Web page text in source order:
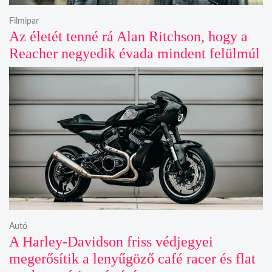
Az életét tenné rá Alan Ritchson, hogy a
Reacher negyedik évada mindent felülmúl
Filmipar
A Harley-Davidson friss védjegyei
megerősítik a lenyűgöző café racer és flat
Autó